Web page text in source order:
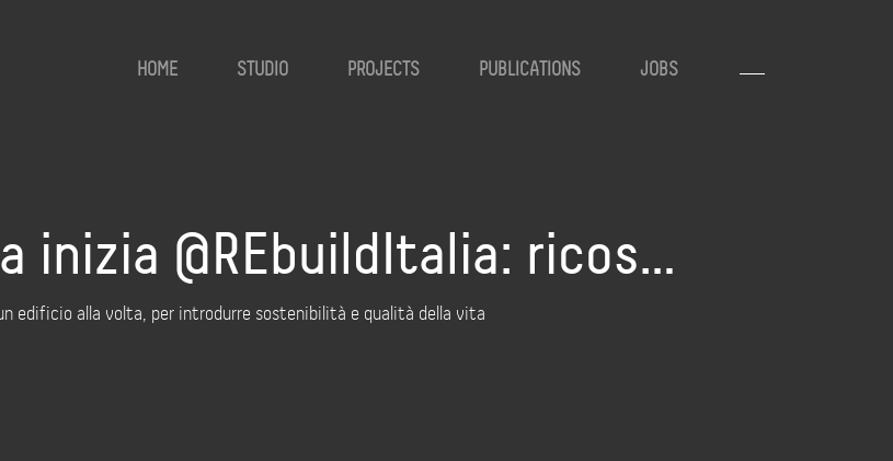
HOME STUDIO PROJECTS PUBLICATIONS JOBS
inizia @REbuildItalia: ricos…
edificio alla volta, per introdurre sostenibilità e qualità della vita